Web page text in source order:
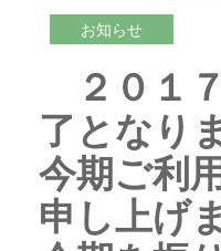
お知らせ
２０１
了となり
今期ご利
申し上げ